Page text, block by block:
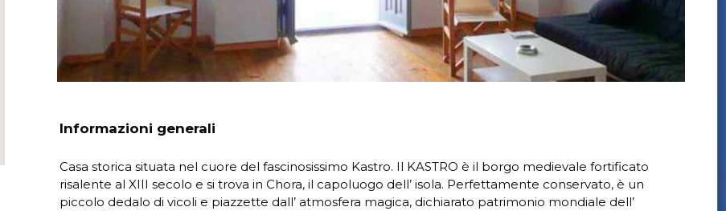
Informazioni generali
Casa storica situata nel cuore del fascinosissimo Kastro. Il KASTRO è il borgo medievale fortificato
risalente al XIII secolo e si trova in Chora, il capoluogo dell’ isola. Perfettamente conservato, è un
piccolo dedalo di vicoli e piazzette dall’ atmosfera magica, dichiarato patrimonio mondiale dell’